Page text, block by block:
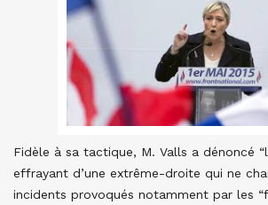
Fidèle à sa tactique, M. Valls a dénoncé
effrayant d’une extrême-droite qui ne
incidents provoqués notamment par les